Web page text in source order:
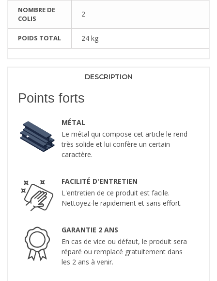
NOMBRE DE
COLIS
2
POIDS TOTAL 24 kg
DESCRIPTION
Points forts
MÉTAL
Le métal qui compose cet article le rend
très solide et lui confère un certain
caractère.
FACILITÉ D'ENTRETIEN
L'entretien de ce produit est facile.
Nettoyez-le rapidement et sans effort.
GARANTIE 2 ANS
En cas de vice ou défaut, le produit sera
réparé ou remplacé gratuitement dans
les 2 ans à venir.